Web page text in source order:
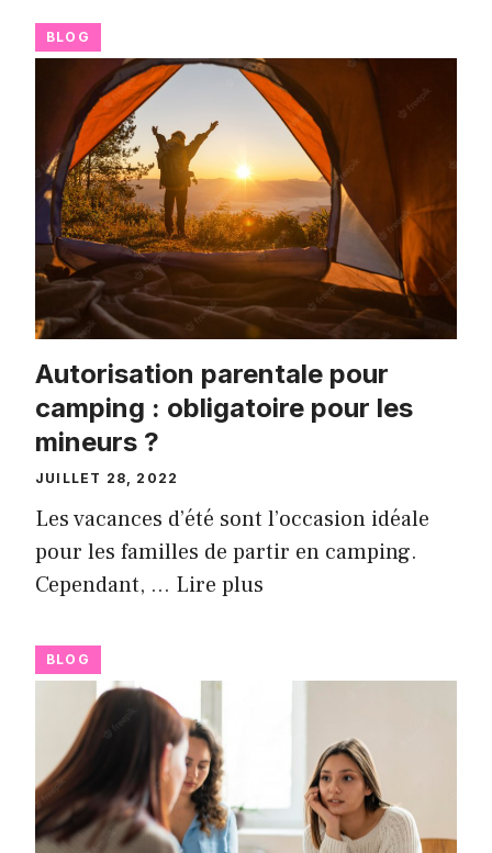
BLOG
Autorisation parentale pour
camping : obligatoire pour les
mineurs ?
JUILLET 28, 2022
Les vacances d’été sont l’occasion idéale
pour les familles de partir en camping.
Cependant, … Lire plus
BLOG